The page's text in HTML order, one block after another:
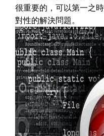
很重要的，可以第一之
對性的解決問題。